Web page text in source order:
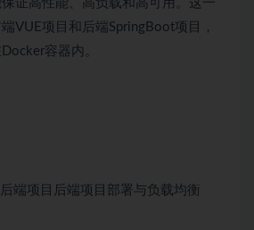
证高性能、高负载和高可用。这一
VUE项目和后端SpringBoot项目，
容器内。
端项目后端项目部署与负载均衡